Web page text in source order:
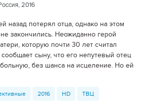
2016
назад потерял отца, однако на этом
закончились. Неожиданно герой
которую почти 30 лет считал
сыну, что его непутевый отец
без шанса на исцеление. Но ей
2016 HD ТВЦ